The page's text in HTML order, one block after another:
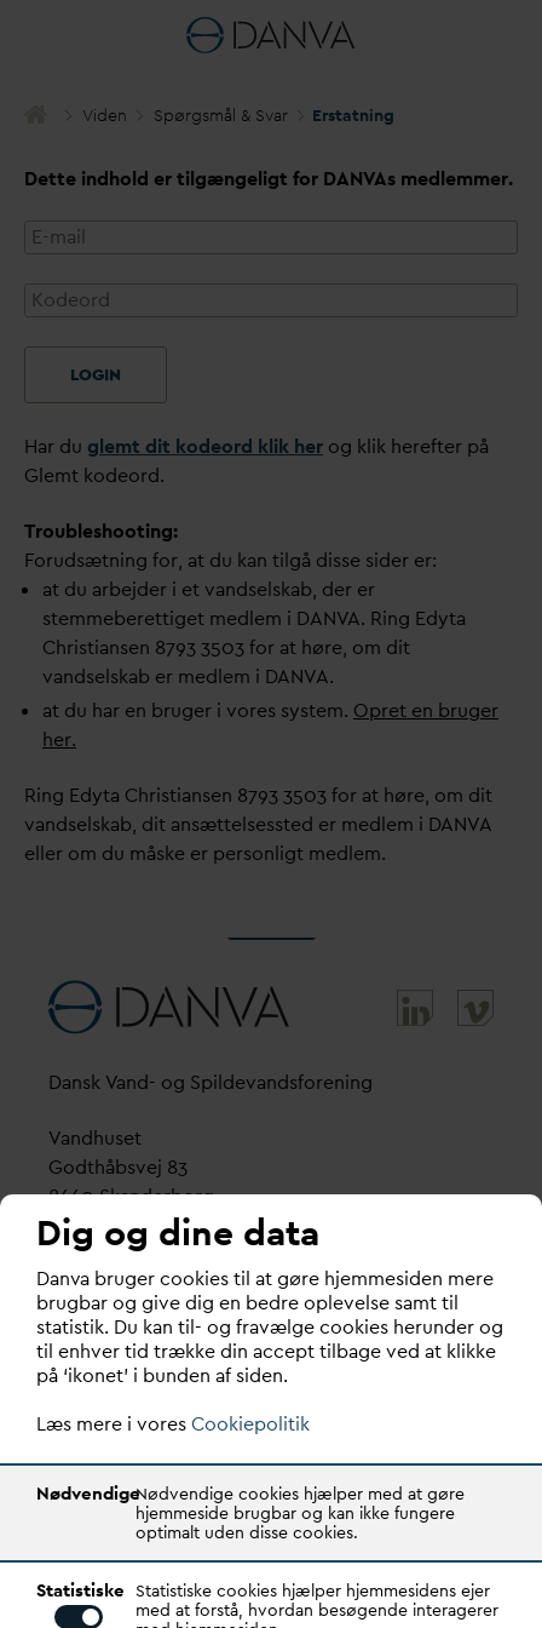
Viden Spørgsmål & Svar Erstatning
Dette indhold er tilgængeligt for DANVAs medlemmer.
LOGIN
Har du glemt dit kodeord klik her og klik herefter på
Glemt kodeord.
Troubleshooting:
Forudsætning for, at du kan tilgå disse sider er:
at du arbejder i et vandselskab, der er
stemmeberettiget medlem i DANVA. Ring Edyta
Christiansen 8793 3503 for at høre, om dit
vandselskab er medlem i DANVA.
at du har en bruger i vores system. Opret en bruger
her.
Ring Edyta Christiansen 8793 3503 for at høre, om dit
vandselskab, dit ansættelsessted er medlem i DANVA
eller om du måske er personligt medlem.
Dansk Vand- og Spildevandsforening
Vandhuset
Godthåbsvej 83
8660 Skanderborg
København
Vester Farimagsgade 1, 5. sal.
1606 København V
Tlf.: 70 21 00 55
CVR: 29031215
Transparency Register: REG 0105047100027-26
A er den samlende kraft ivandsektoren.
Gennem stærke alliancer og klare budskaber taler
D ANVA
andets sag, som vigtig ressource for den
Dig og dine data
Danva bruger cookies til at gøre hjemmesiden mere
brugbar og give dig en bedre oplevelse samt til
statistik. Du kan til- og fravælge cookies herunder og
til enhver tid trække din accept tilbage ved at klikke
på ‘ikonet’ i bunden af siden.
Læs mere i voresCookiepolitik
NødvendigeNødvendige cookies hjælper med at gøre
hjemmeside brugbar og kan ikke fungere
optimalt uden disse cookies.
Statistiske Statistiske cookies hjælper hjemmesidens ejer
med at forstå, hvordan besøgende interagerer